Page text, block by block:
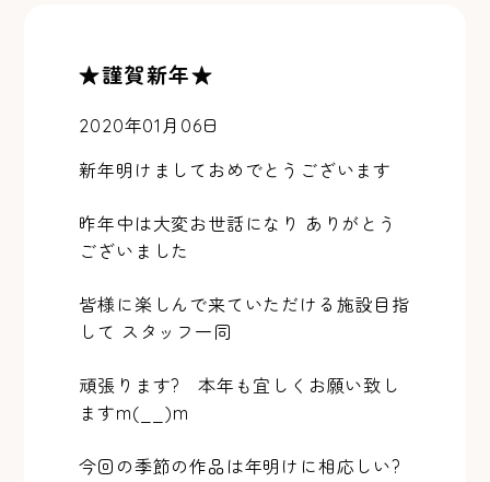
★謹賀新年★
2020年01月06日
新年明けましておめでとうございます
昨年中は大変お世話になり ありがとう
ございました
皆様に楽しんで来ていただける施設目指
して スタッフ一同
頑張ります? 本年も宜しくお願い致し
ますm(__)m
今回の季節の作品は年明けに相応しい?